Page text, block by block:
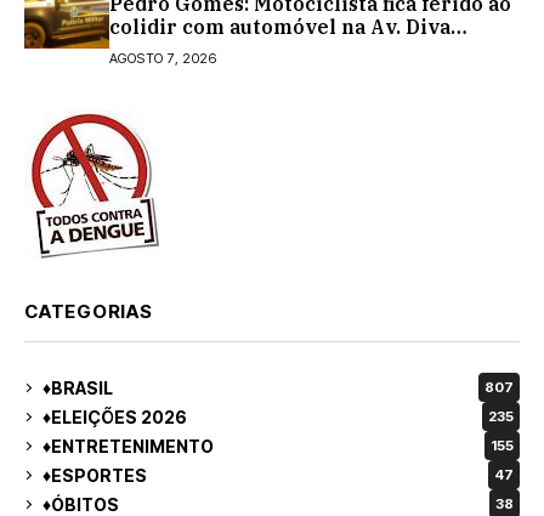
colidir com automóvel na Av. Diva
Araújo; ele não tinha CNH
AGOSTO 7, 2026
CATEGORIAS
♦BRASIL 807
♦ELEIÇÕES 2026 235
♦ENTRETENIMENTO 155
♦ESPORTES 47
♦ÓBITOS 38